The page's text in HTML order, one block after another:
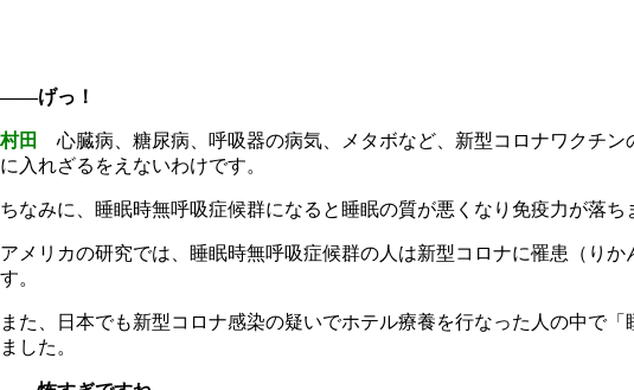
――げっ！
村田
心臓病、糖尿病、呼吸器の病気、メタボなど、新型コロナワクチ
に入れざるをえないわけです。
ちなみに、睡眠時無呼吸症候群になると睡眠の質が悪くなり免疫力が落
アメリカの研究では、睡眠時無呼吸症候群の人は新型コロナに罹患（り
す。
また、日本でも新型コロナ感染の疑いでホテル療養を行なった人の中で
ました。